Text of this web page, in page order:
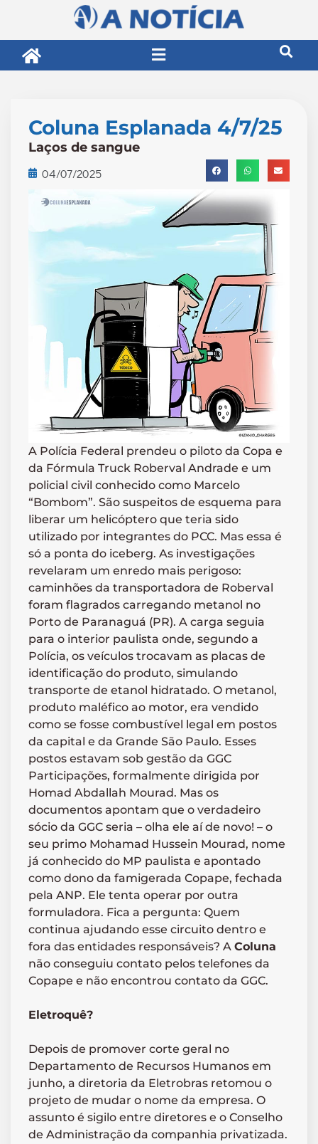
Coluna Esplanada 4/7/25
Laços de sangue
04/07/2025
A Polícia Federal prendeu o piloto da Copa e
da Fórmula Truck Roberval Andrade e um
policial civil conhecido como Marcelo
“Bombom”. São suspeitos de esquema para
liberar um helicóptero que teria sido
utilizado por integrantes do PCC. Mas essa é
só a ponta do iceberg. As investigações
revelaram um enredo mais perigoso:
caminhões da transportadora de Roberval
foram flagrados carregando metanol no
Porto de Paranaguá (PR). A carga seguia
para o interior paulista onde, segundo a
Polícia, os veículos trocavam as placas de
identificação do produto, simulando
transporte de etanol hidratado. O metanol,
produto maléfico ao motor, era vendido
como se fosse combustível legal em postos
da capital e da Grande São Paulo. Esses
postos estavam sob gestão da GGC
Participações, formalmente dirigida por
Homad Abdallah Mourad. Mas os
documentos apontam que o verdadeiro
sócio da GGC seria – olha ele aí de novo! – o
seu primo Mohamad Hussein Mourad, nome
já conhecido do MP paulista e apontado
como dono da famigerada Copape, fechada
pela ANP. Ele tenta operar por outra
formuladora. Fica a pergunta: Quem
continua ajudando esse circuito dentro e
fora das entidades responsáveis? A Coluna
não conseguiu contato pelos telefones da
Copape e não encontrou contato da GGC.
Eletroquê?
Depois de promover corte geral no
Departamento de Recursos Humanos em
junho, a diretoria da Eletrobras retomou o
projeto de mudar o nome da empresa. O
assunto é sigilo entre diretores e o Conselho
de Administração da companhia privatizada.